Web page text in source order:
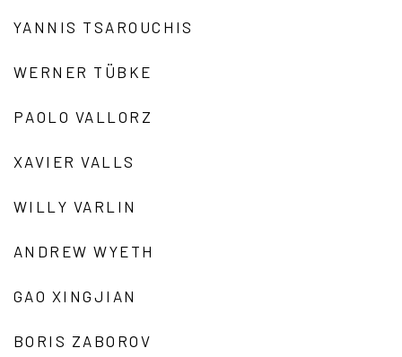
YANNIS TSAROUCHIS
WERNER TÜBKE
PAOLO VALLORZ
XAVIER VALLS
WILLY VARLIN
ANDREW WYETH
GAO XINGJIAN
BORIS ZABOROV